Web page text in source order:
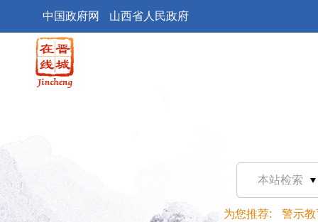
中国政府网 山西省人民政府
本站检索
为您推荐: 警示教